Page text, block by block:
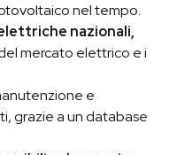
nel tempo.
nazionali,
mercato elettrico e i
e
grazie a un database